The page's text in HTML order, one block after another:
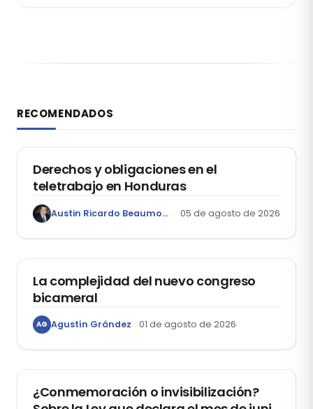
RECOMENDADOS
DERECHO LABORAL
Derechos y obligaciones en el
teletrabajo en Honduras
Austin Ricardo Beaumont Rivera 05 de agosto de 2026
La complejidad del nuevo congreso
bicameral
AG Agustín Grández 01 de agosto de 2026
¿Conmemoración o invisibilización?